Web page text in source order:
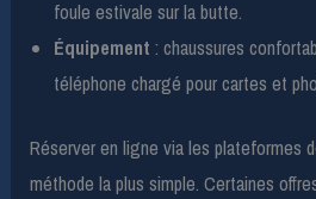
foule estivale sur la butte.
Équipement : chaussures
téléphone chargé pour cartes et
Réserver en ligne via les plateformes
méthode la plus simple. Certaines